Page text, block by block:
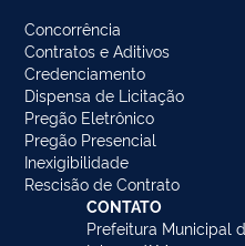
Concorrência
Contratos e Aditivos
Credenciamento
Dispensa de Licitação
Pregão Eletrônico
Pregão Presencial
Inexigibilidade
Rescisão de Contrato
CONTATO
Prefeitura Municipal